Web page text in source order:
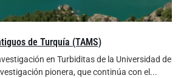
de Turquía (TAMS)
en Turbiditas de la Universidad de
pionera, que continúa con el...